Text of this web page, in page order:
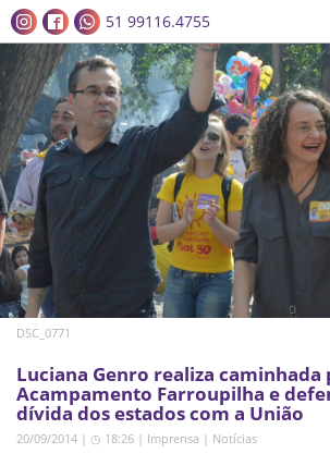
51 99116.4755
DSC_0771
Luciana Genro realiza caminhada
Acampamento Farroupilha e
dívida dos estados com a União
20/09/2014 | ◷ 18:26 | Imprensa | Notícias